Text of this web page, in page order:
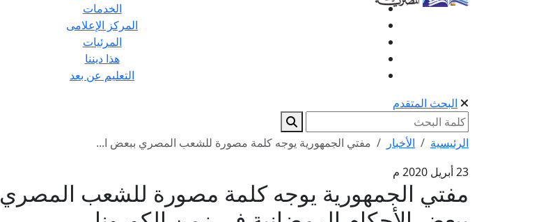
الخدمات
المركز الإعلامى
المرئيات
هذا ديننا
التعليم عن بعد
البحث المتقدم
الرئيسية الأخبار
مفتي الجمهورية يوجه كلمة مصورة للشعب المصري ببعض ا...
23 أبريل 2020 م
مفتي الجمهورية يوجه كلمة مصورة للشعب المصري